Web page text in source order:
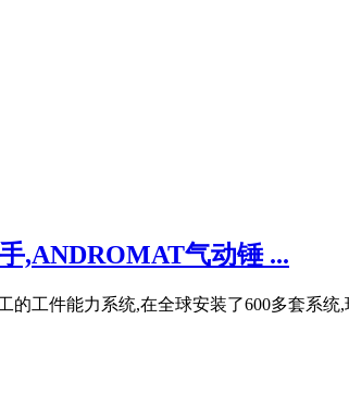
,ANDROMAT气动锤 ...
工件能力系统,在全球安装了600多套系